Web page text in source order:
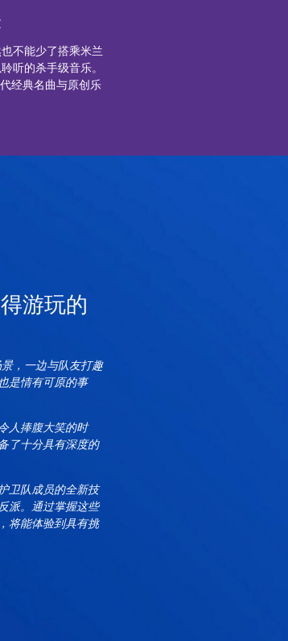
不能少了搭乘米兰
听的杀手级音乐。
经典名曲与原创乐
游玩的
，一边与队友打趣
是情有可原的事
人捧腹大笑的时
了十分具有深度的
卫队成员的全新技
派。通过掌握这些
将能体验到具有挑